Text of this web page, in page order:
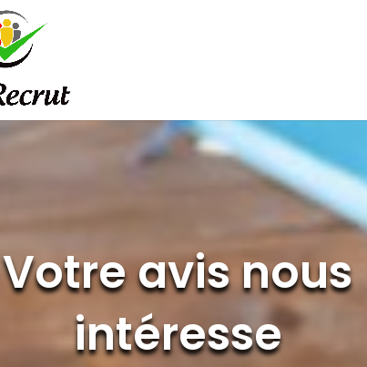
Votre avis nous
intéresse